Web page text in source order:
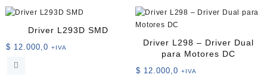
Driver L293D SMD
$ 12.000,0 +IVA
Driver L298 – Driver Dual
para Motores DC
$ 12.000,0 +IVA